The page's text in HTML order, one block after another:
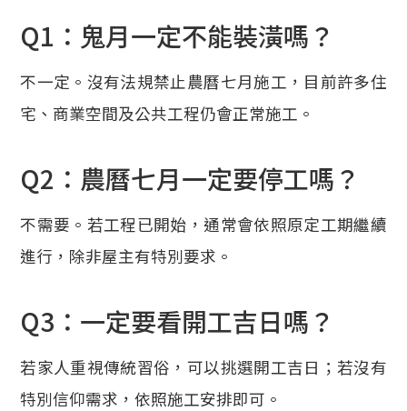
Q1：鬼月一定不能裝潢嗎？
不一定。沒有法規禁止農曆七月施工，目前許多住
宅、商業空間及公共工程仍會正常施工。
Q2：農曆七月一定要停工嗎？
不需要。若工程已開始，通常會依照原定工期繼續
進行，除非屋主有特別要求。
Q3：一定要看開工吉日嗎？
若家人重視傳統習俗，可以挑選開工吉日；若沒有
特別信仰需求，依照施工安排即可。